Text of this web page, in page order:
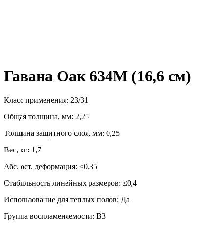
Гавана Оак 634М (16,6 см)
Класс применения: 23/31
Общая толщина, мм: 2,25
Толщина защитного слоя, мм: 0,25
Вес, кг: 1,7
Абс. ост. деформация: ≤0,35
Стабильность линейных размеров: ≤0,4
Использование для теплых полов: Да
Группа воспламеняемости: В3